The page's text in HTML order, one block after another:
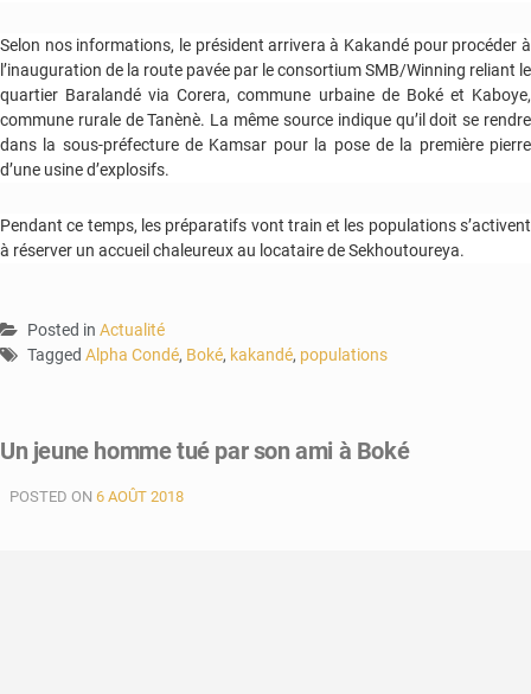
Selon nos informations, le président arrivera à Kakandé pour procéder à
l’inauguration de la route pavée par le consortium SMB/Winning reliant le
quartier Baralandé via Corera, commune urbaine de Boké et Kaboye,
commune rurale de Tanènè. La même source indique qu’il doit se rendre
dans la sous-préfecture de Kamsar pour la pose de la première pierre
d’une usine d’explosifs.
Pendant ce temps, les préparatifs vont train et les populations s’activent
à réserver un accueil chaleureux au locataire de Sekhoutoureya.
Posted in Actualité
Tagged Alpha Condé, Boké, kakandé, populations
Un jeune homme tué par son ami à Boké
POSTED ON 6 AOÛT 2018